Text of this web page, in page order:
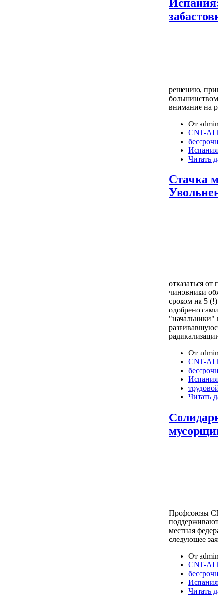
решению,
внимание на
От
CNT-
Испания
Читать
Стачка
отказаться
чиновники
сроком на 5
одобрено
"начальники"
От
CNT-
Испания
Читать
Профсоюзы
местная
следующее
От
CNT-
Испания
Читать